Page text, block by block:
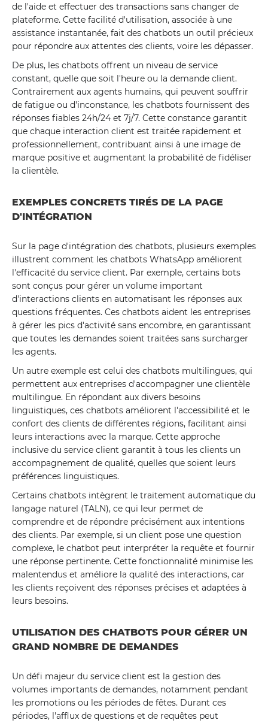
de l'aide et effectuer des transactions sans changer de
plateforme. Cette facilité d'utilisation, associée à une
assistance instantanée, fait des chatbots un outil précieux
pour répondre aux attentes des clients, voire les dépasser.
De plus, les chatbots offrent un niveau de service
constant, quelle que soit l'heure ou la demande client.
Contrairement aux agents humains, qui peuvent souffrir
de fatigue ou d'inconstance, les chatbots fournissent des
réponses fiables 24h/24 et 7j/7. Cette constance garantit
que chaque interaction client est traitée rapidement et
professionnellement, contribuant ainsi à une image de
marque positive et augmentant la probabilité de fidéliser
la clientèle.
EXEMPLES CONCRETS TIRÉS DE LA PAGE
D'INTÉGRATION
Sur la page d'intégration des chatbots, plusieurs exemples
illustrent comment les chatbots WhatsApp améliorent
l'efficacité du service client. Par exemple, certains bots
sont conçus pour gérer un volume important
d'interactions clients en automatisant les réponses aux
questions fréquentes. Ces chatbots aident les entreprises
à gérer les pics d'activité sans encombre, en garantissant
que toutes les demandes soient traitées sans surcharger
les agents.
Un autre exemple est celui des chatbots multilingues, qui
permettent aux entreprises d'accompagner une clientèle
multilingue. En répondant aux divers besoins
linguistiques, ces chatbots améliorent l'accessibilité et le
confort des clients de différentes régions, facilitant ainsi
leurs interactions avec la marque. Cette approche
inclusive du service client garantit à tous les clients un
accompagnement de qualité, quelles que soient leurs
préférences linguistiques.
Certains chatbots intègrent le traitement automatique du
langage naturel (TALN), ce qui leur permet de
comprendre et de répondre précisément aux intentions
des clients. Par exemple, si un client pose une question
complexe, le chatbot peut interpréter la requête et fournir
une réponse pertinente. Cette fonctionnalité minimise les
malentendus et améliore la qualité des interactions, car
les clients reçoivent des réponses précises et adaptées à
leurs besoins.
UTILISATION DES CHATBOTS POUR GÉRER UN
GRAND NOMBRE DE DEMANDES
Un défi majeur du service client est la gestion des
volumes importants de demandes, notamment pendant
les promotions ou les périodes de fêtes. Durant ces
périodes, l'afflux de questions et de requêtes peut